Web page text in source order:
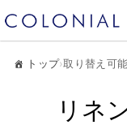
トップ›取り替え可
リネ